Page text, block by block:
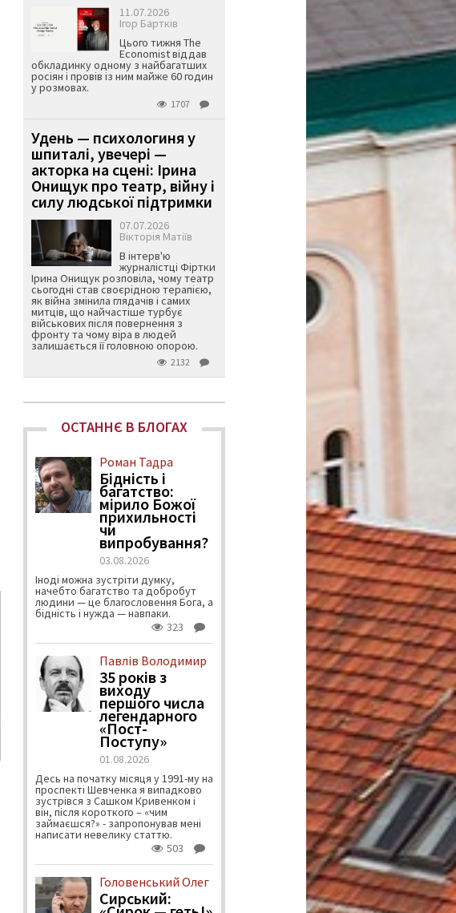
11.07.2026
Ігор Бартків
Цього тижня The
Economist віддав
обкладинку одному з найбагатших
росіян і провів із ним майже 60 годин
у розмовах.
1707
Удень — психологиня у
шпиталі, увечері —
акторка на сцені: Ірина
Онищук про театр, війну і
силу людської підтримки
07.07.2026
Вікторія Матіїв
В інтерв'ю
журналістці Фіртки
Ірина Онищук розповіла, чому театр
сьогодні став своєрідною терапією,
як війна змінила глядачів і самих
митців, що найчастіше турбує
військових після повернення з
фронту та чому віра в людей
залишається її головною опорою.
2132
ОСТАННЄ В БЛОГАХ
Роман Тадра
Бідність і
багатство:
мірило Божої
прихильності
чи
випробування?
03.08.2026
Іноді можна зустріти думку,
начебто багатство та добробут
людини — це благословення Бога, а
бідність і нужда — навпаки.
323
Павлів Володимир
35 років з
виходу
першого числа
легендарного
«Пост-
Поступу»
01.08.2026
Десь на початку місяця у 1991-му на
проспекті Шевченка я випадково
зустрівся з Сашком Кривенком і
він, після короткого – «чим
займаєшся?» - запропонував мені
написати невелику статтю.
503
Головенський Олег
Сирський: